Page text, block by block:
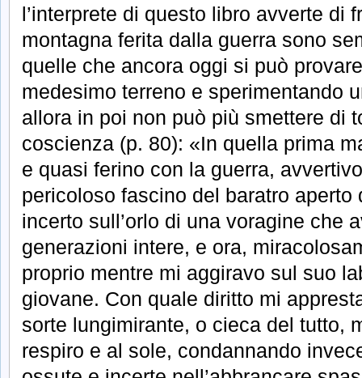
l’interprete di questo libro avverte di
montagna ferita dalla guerra sono
quelle che ancora oggi si può
medesimo terreno e sperimentando
allora in poi non può più smettere di
coscienza (p. 80): «In quella prima
e quasi ferino con la guerra,
pericoloso fascino del baratro aperto
incerto sull’orlo di una voragine che
generazioni intere, e ora,
proprio mentre mi aggiravo sul suo
giovane. Con quale diritto mi
sorte lungimirante, o cieca del tutto,
respiro e al sole, condannando